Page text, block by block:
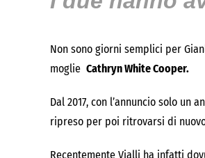
Non sono giorni semplici per
moglie Cathryn White Cooper.
Dal 2017, con l’annuncio solo un
ripreso per poi ritrovarsi di
Recentemente Vialli ha infatti